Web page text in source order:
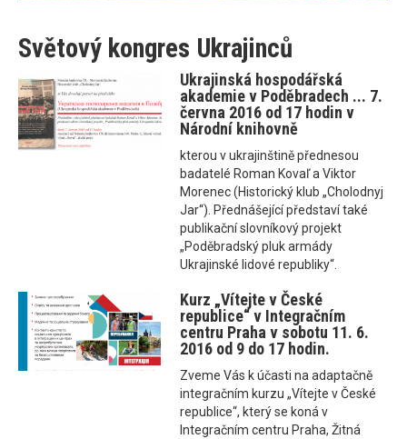
Světový kongres Ukrajinců
Ukrajinská hospodářská
akademie v Poděbradech ... 7.
června 2016 od 17 hodin v
Národní knihovně
kterou v ukrajinštině přednesou
badatelé Roman Kovaľ a Viktor
Morenec (Historický klub „Cholodnyj
Jar“). Přednášející představí také
publikační slovníkový projekt
„Poděbradský pluk armády
Ukrajinské lidové republiky“.
Kurz „Vítejte v České
republice“ v Integračním
centru Praha v sobotu 11. 6.
2016 od 9 do 17 hodin.
Zveme Vás k účasti na adaptačně
integračním kurzu „Vítejte v České
republice“, který se koná v
Integračním centru Praha, Žitná